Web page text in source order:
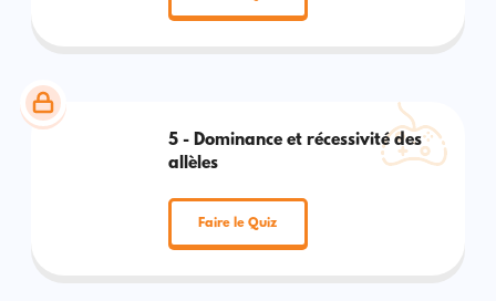
5 - Dominance et récessivité des
allèles
Faire le Quiz